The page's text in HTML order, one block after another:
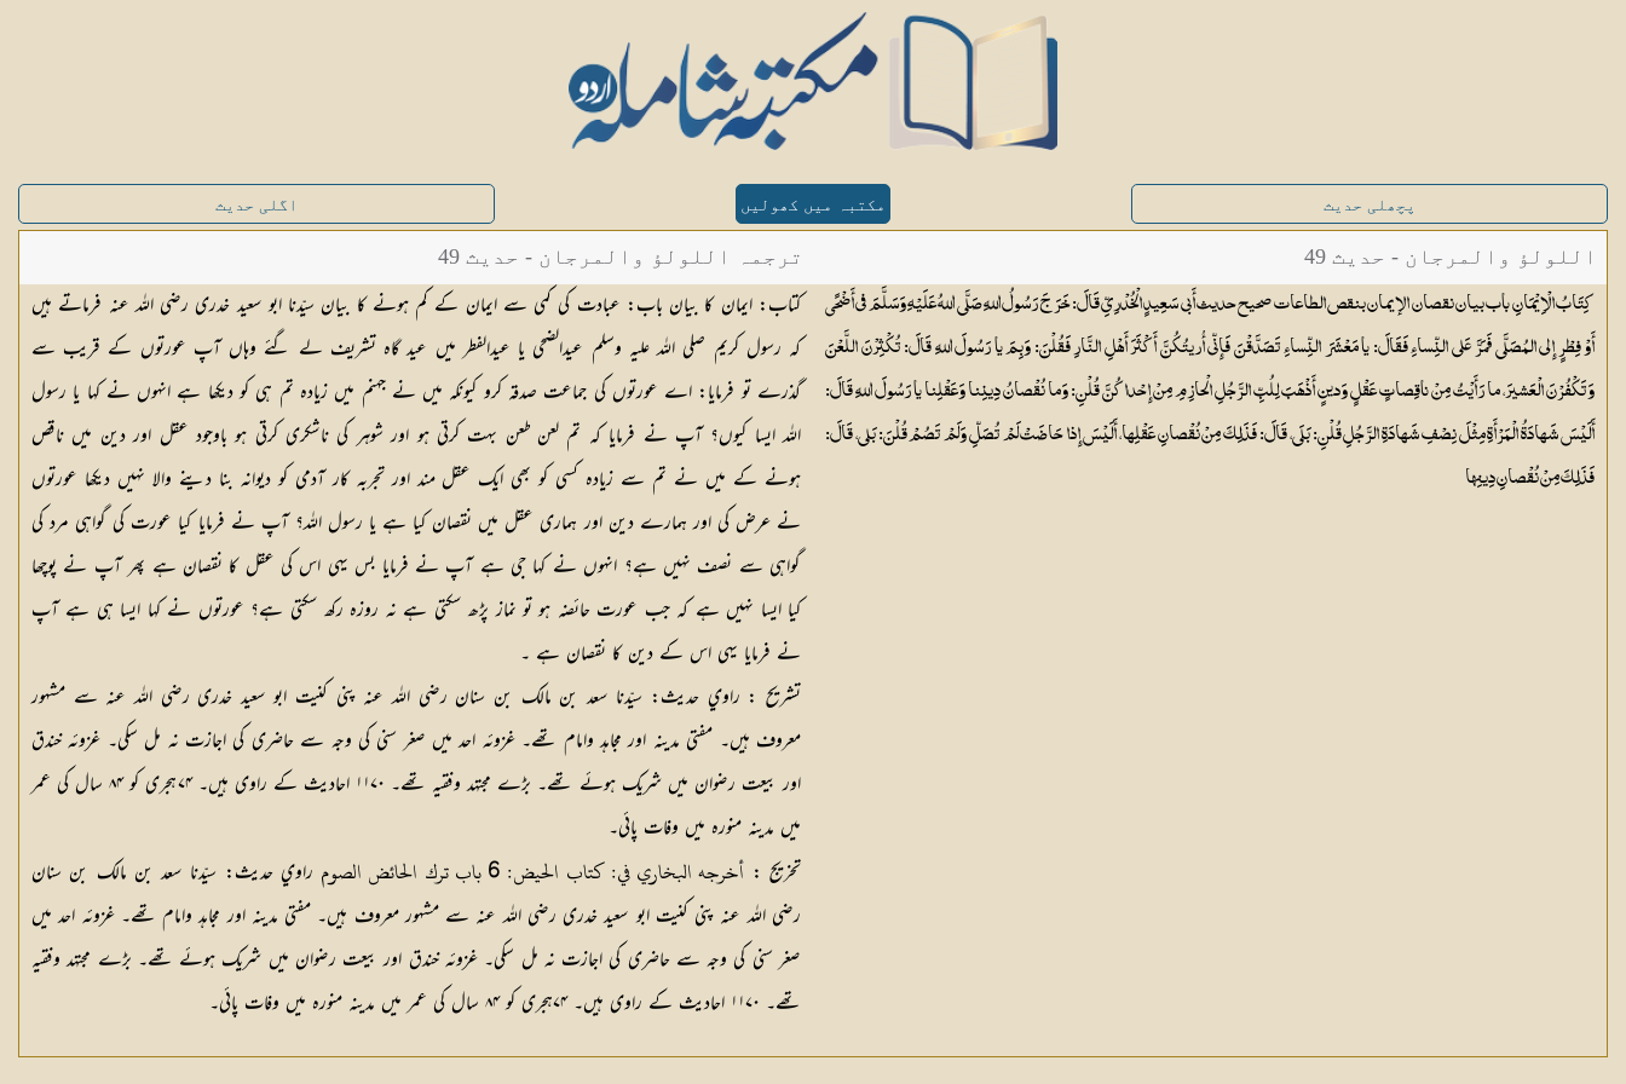
پچھلی حدیث مکتبہ میں کھولیں اگلی حدیث
اللولؤ والمرجان - حدیث 49
کِتَابُ الْاِیْمَانِ باب بيان نقصان الإيمان بنقص الطاعات صحيح حديث أَبي سَعِيدٍ الْخُدْرِيِّ قَالَ: خَرَجَ رَسُولُ اللهِ صَلَّى اللهُ عَلَيْهِ وَسَلَّمَ في أَضْحًى
أَوْ فِطْرٍ إِلى المُصَلَّى فَمَرَّ عَلى النِّساءِ فَقَالَ: يا مَعْشَرَ النِّساءِ تَصَدَّقْنَ فَإِنّي أُريتُكُنَّ أَكْثَرَ أَهْلِ النَّارِ فَقُلْنَ: وَبِمَ يا رَسُولَ اللهِ قَالَ: تُكْثِرْنَ اللَّعْنَ
وَتَكْفُرْنَ الْعَشيرَ، ما رَأَيْتُ مِنْ ناقِصاتٍ عَقْلٍ وَدينٍ أَذْهَبَ لِلُبِّ الرَّجُلِ الْحازِمِ مِنْ إِحْداكُنَّ قُلْنِ: وَما نُقْصانُ دِينِنا وَعَقْلِنا يا رَسُولَ اللهِ قَالَ:
أَلَيْسَ شَهادَةُ الْمَرْأَةِ مِثْلَ نِصْفِ شَهادَةِ الرَّجُلِ قُلْنِ: بَلَى، قَالَ: فَذَلِكَ مِنْ نُقْصانِ عَقْلِها، أَلَيْسَ إِذا حَاضَتْ لَمْ تُصَلِّ وَلَمْ تَصُمْ قُلْنَ: بَلى، قَالَ:
فَذَلِكَ مِنْ نُقْصانِ دِينِها
ترجمہ اللولؤ والمرجان - حدیث 49
کتاب: ایمان کا بیان باب: عبادت کی کمی سے ایمان کے کم ہونے کا بیان سیّدنا ابو سعید خدری رضی اللہ عنہ فرماتے ہیں
کہ رسول کریم صلی اللہ علیہ وسلم عیدالضحی یا عیدالفطر میں عید گاہ تشریف لے گئے وہاں آپ عورتوں کے قریب سے
گذرے تو فرمایا: اے عورتوں کی جماعت صدقہ کرو کیونکہ میں نے جہنم میں زیادہ تم ہی کو دیکھا ہے انہوں نے کہا یا رسول
اللہ ایسا کیوں؟ آپ نے فرمایا کہ تم لعن طعن بہت کرتی ہو اور شوہر کی ناشکری کرتی ہو باوجود عقل اور دین میں ناقص
ہونے کے میں نے تم سے زیادہ کسی کو بھی ایک عقل مند اور تجربہ کار آدمی کو دیوانہ بنا دینے والا نہیں دیکھا عورتوں
نے عرض کی اور ہمارے دین اور ہماری عقل میں نقصان کیا ہے یا رسول اللہ؟ آپ نے فرمایا کیا عورت کی گواہی مرد کی
گواہی سے نصف نہیں ہے؟ انہوں نے کہا جی ہے آپ نے فرمایا بس یہی اس کی عقل کا نقصان ہے پھر آپ نے پوچھا
کیا ایسا نہیں ہے کہ جب عورت حائضہ ہو تو نماز پڑھ سکتی ہے نہ روزہ رکھ سکتی ہے؟ عورتوں نے کہا ایسا ہی ہے آپ
نے فرمایا یہی اس کے دین کا نقصان ہے ۔
تشریح : راوي حدیث: سیّدنا سعد بن مالک بن سنان رضی اللہ عنہ پنی کنیت ابو سعید خدری رضی اللہ عنہ سے مشہور
معروف ہیں۔ مفتی مدینہ اور مجاہد وامام تھے۔ غزوئہ احد میں صغر سنی کی وجہ سے حاضری کی اجازت نہ مل سکی۔ غزوئہ خندق
اور بیعت رضوان میں شریک ہوئے تھے۔ بڑے مجتہد وفقیہ تھے۔ ۱۱۷۰ احادیث کے راوی ہیں۔ ۷۴ہجری کو ۸۴ سال کی عمر
میں مدینہ منورہ میں وفات پائی۔
تخریج : أخرجه البخاري في: كتاب الحيض: 6 باب ترك الحائض الصوم
راوي حدیث: سیّدنا سعد بن مالک بن سنان
رضی اللہ عنہ پنی کنیت ابو سعید خدری رضی اللہ عنہ سے مشہور معروف ہیں۔ مفتی مدینہ اور مجاہد وامام تھے۔ غزوئہ احد میں
صغر سنی کی وجہ سے حاضری کی اجازت نہ مل سکی۔ غزوئہ خندق اور بیعت رضوان میں شریک ہوئے تھے۔ بڑے مجتہد وفقیہ
تھے۔ ۱۱۷۰ احادیث کے راوی ہیں۔ ۷۴ہجری کو ۸۴ سال کی عمر میں مدینہ منورہ میں وفات پائی۔